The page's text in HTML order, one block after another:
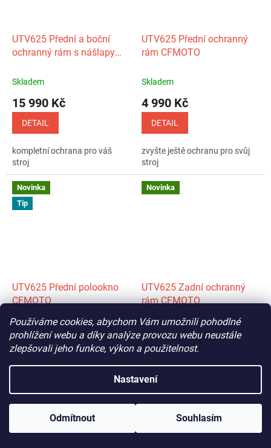
Používáme cookies, abychom Vám umožnili pohodlné
prohlížení webu a díky analýze provozu webu neustále
zlepšovali jeho funkce, výkon a použitelnost.
Nastavení
Odmítnout Souhlasím
UTV625 Přední a boční
ochranný rám s nášlapy
Skladem
15 990 Kč
DETAIL
kompletní ochrana pro váš
stroj
UTV625 Přední ochranný
rám CFMOTO
Skladem
4 990 Kč
DETAIL
zvyšte ještě ochranu pro svůj
stroj
Novinka
Tip
UTV625 Přední polookno
CFMOTO
Na dotaz
4 990 Kč
Novinka
UTV625 Zadní ochranný
rám CFMOTO
4 190 Kč
Novinka Novinka